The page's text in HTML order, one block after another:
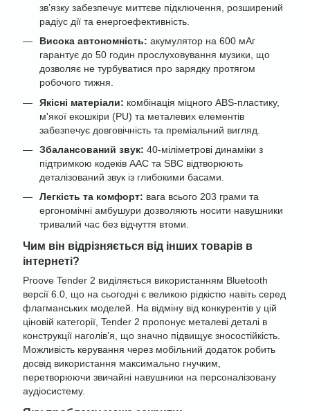
зв’язку забезпечує миттєве підключення, розширений
радіус дії та енергоефективність.
Висока автономність: акумулятор на 600 мАг
гарантує до 50 годин прослуховування музики, що
дозволяє не турбуватися про зарядку протягом
робочого тижня.
Якісні матеріали: комбінація міцного ABS-пластику,
м'якої екошкіри (PU) та металевих елементів
забезпечує довговічність та преміальний вигляд.
Збалансований звук: 40-міліметрові динаміки з
підтримкою кодеків AAC та SBC відтворюють
деталізований звук із глибокими басами.
Легкість та комфорт: вага всього 203 грами та
ергономічні амбушури дозволяють носити навушники
тривалий час без відчуття втоми.
Чим він відрізняється від інших товарів в
інтернеті?
Proove Tender 2 виділяється використанням Bluetooth
версії 6.0, що на сьогодні є великою рідкістю навіть серед
флагманських моделей. На відміну від конкурентів у цій
ціновій категорії, Tender 2 пропонує металеві деталі в
конструкції наголів’я, що значно підвищує зносостійкість.
Можливість керування через мобільний додаток робить
досвід використання максимально гнучким,
перетворюючи звичайні навушники на персоналізовану
аудіосистему.